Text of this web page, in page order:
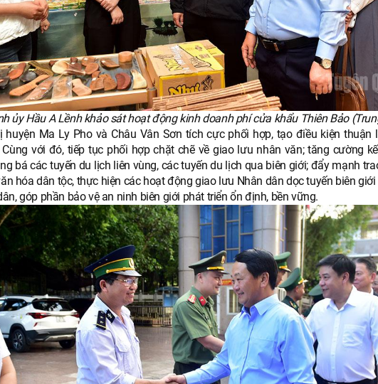
ủy Hầu A Lềnh khảo sát hoạt động kinh doanh phí cửa khẩu Thiên Bảo
Ma Ly Pho và Châu Vân Sơn tích cực phối hợp, tạo điều kiện thuận
với đó, tiếp tục phối hợp chặt chẽ về giao lưu nhân văn; tăng cường
bá các tuyến du lịch liên vùng, các tuyến du lịch qua biên giới; đẩy mạnh
hóa dân tộc, thực hiện các hoạt động giao lưu Nhân dân dọc tuyến biên
góp phần bảo vệ an ninh biên giới phát triển ổn định, bền vững.